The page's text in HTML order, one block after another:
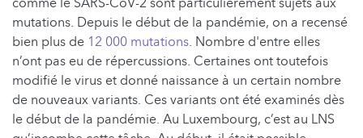
mutations. Depuis le début de la pandémie, on a recensé
bien plus de 12 000 mutations. Nombre d'entre elles
n’ont pas eu de répercussions. Certaines ont toutefois
modifié le virus et donné naissance à un certain nombre
de nouveaux variants. Ces variants ont été examinés dès
le début de la pandémie. Au Luxembourg, c’est au LNS